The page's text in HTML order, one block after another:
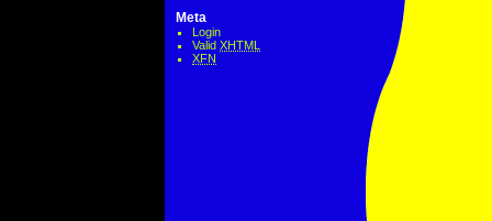
Meta
Login
Valid XHTML
XFN